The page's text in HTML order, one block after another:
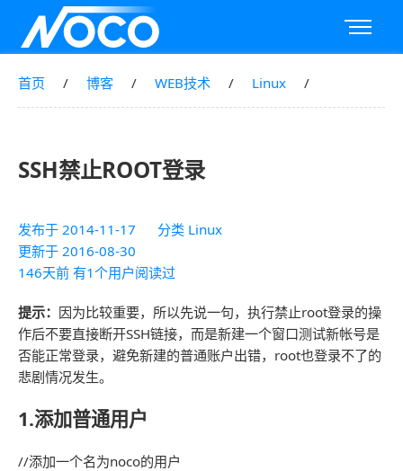
首页 博客 WEB技术 Linux
SSH禁止ROOT登录
发布于 2014-11-17 分类 Linux
更新于 2016-08-30
146天前 有1个用户阅读过
提示： 因为比较重要，所以先说一句，执行禁止root登录的操
作后不要直接断开SSH链接，而是新建一个窗口测试新帐号是
否能正常登录，避免新建的普通账户出错，root也登录不了的
悲剧情况发生。
1.添加普通用户
//添加一个名为noco的用户